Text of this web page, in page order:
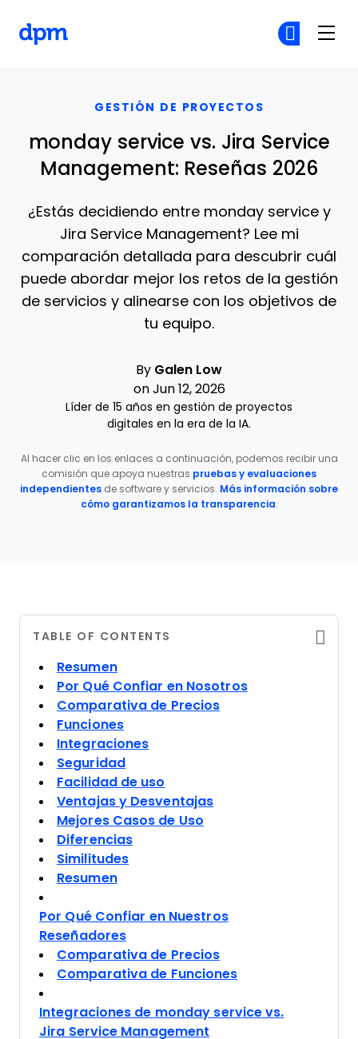
GESTIÓN DE PROYECTOS
monday service vs. Jira Service
Management: Reseñas 2026
¿Estás decidiendo entre monday service y
Jira Service Management? Lee mi
comparación detallada para descubrir cuál
puede abordar mejor los retos de la gestión
de servicios y alinearse con los objetivos de
tu equipo.
By Galen Low
on Jun 12, 2026
Líder de 15 años en gestión de proyectos
digitales en la era de la IA.
Al hacer clic en los enlaces a continuación, podemos recibir una
comisión que apoya nuestras pruebas y evaluaciones
independientes de software y servicios. Más información sobre
cómo garantizamos la transparencia.
TABLE OF CONTENTS
Resumen
Por Qué Confiar en Nosotros
Comparativa de Precios
Funciones
Integraciones
Seguridad
Facilidad de uso
Ventajas y Desventajas
Mejores Casos de Uso
Diferencias
Similitudes
Resumen
Por Qué Confiar en Nuestros
Reseñadores
Comparativa de Precios
Comparativa de Funciones
Integraciones de monday service vs.
Jira Service Management